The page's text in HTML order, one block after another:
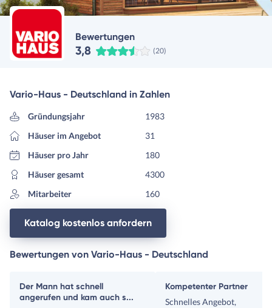
Bewertungen
3,8 (20)
Vario-Haus - Deutschland in Zahlen
Gründungsjahr
1983
Häuser im Angebot
31
Häuser pro Jahr
180
Häuser gesamt
4300
Mitarbeiter
160
Katalog kostenlos anfordern
Bewertungen von Vario-Haus - Deutschland
Der Mann hat schnell
angerufen und kam auch s...
Kompetenter Partner
Schnelles Angebot,